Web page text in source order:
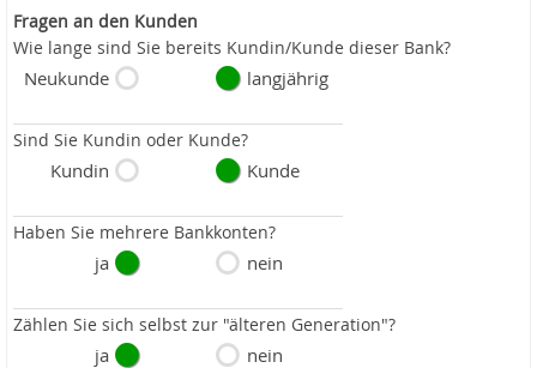
Fragen an den Kunden
Wie lange sind Sie bereits Kundin/Kunde dieser Bank?
Neukunde langjährig
Sind Sie Kundin oder Kunde?
Kundin Kunde
Haben Sie mehrere Bankkonten?
ja nein
Zählen Sie sich selbst zur "älteren Generation"?
ja nein